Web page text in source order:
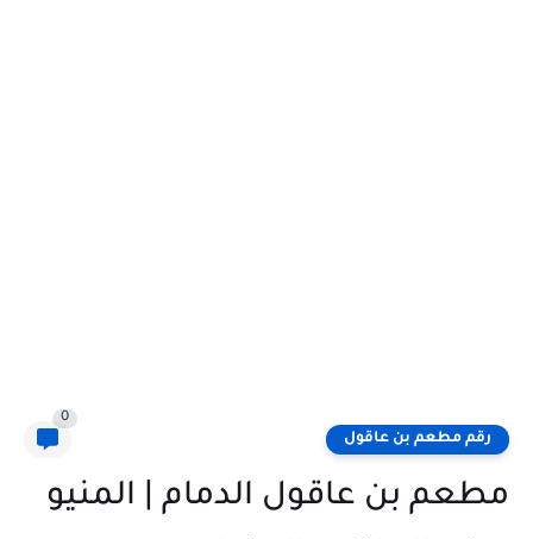
رقم مطعم بن عاقول
0
مطعم بن عاقول الدمام | المنيو